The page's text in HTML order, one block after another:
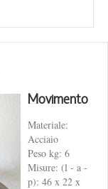
Movimento
Materiale:
Acciaio
Peso kg: 6
Misure: (l - a -
p): 46 x 22 x